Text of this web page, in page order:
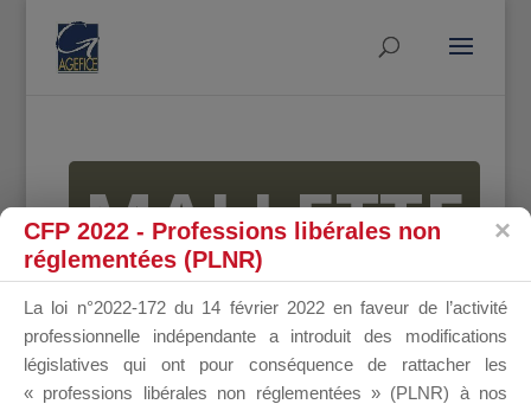
MALLETTE
DU
CFP 2022 - Professions libérales non
réglementées (PLNR)
La loi n°2022-172 du 14 février 2022 en faveur de l’activité
professionnelle indépendante a introduit des modifications
législatives qui ont pour conséquence de rattacher les
« professions libérales non réglementées » (PLNR) à nos